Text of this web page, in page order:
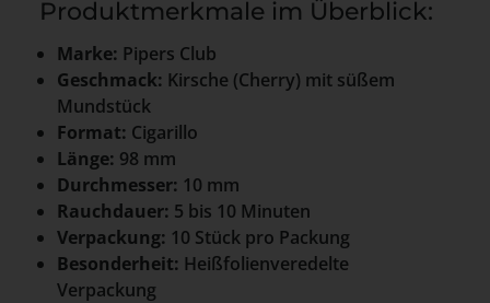
Produktmerkmale im Überblick:
Marke: Pipers Club
Geschmack: Kirsche (Cherry) mit süßem
Mundstück
Format: Cigarillo
Länge: 98 mm
Durchmesser: 10 mm
Rauchdauer: 5 bis 10 Minuten
Verpackung: 10 Stück pro Packung
Besonderheit: Heißfolienveredelte
Verpackung